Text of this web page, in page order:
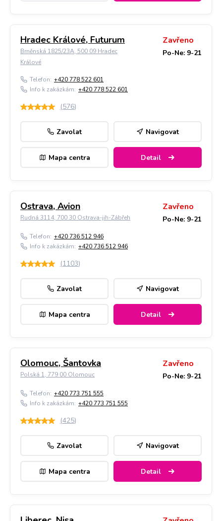
Hradec Králové, Futurum
Brněnská 1825/23A, 500 09 Hradec
Králové
Zavřeno
Po-Ne: 9-21
Telefon: +420 778 522 601
Info k zakázkám: +420 778 522 601
(576)
Zavolat Navigovat
Mapa centra Detail
Ostrava, Avion
Rudná 3114, 700 30 Ostrava-jih-Zábřeh
Zavřeno
Po-Ne: 9-21
Telefon: +420 736 512 946
Info k zakázkám: +420 736 512 946
(1103)
Zavolat Navigovat
Mapa centra Detail
Olomouc, Šantovka
Polská 1, 779 00 Olomouc
Zavřeno
Po-Ne: 9-21
Telefon: +420 773 751 555
Info k zakázkám: +420 773 751 555
(425)
Zavolat Navigovat
Mapa centra Detail